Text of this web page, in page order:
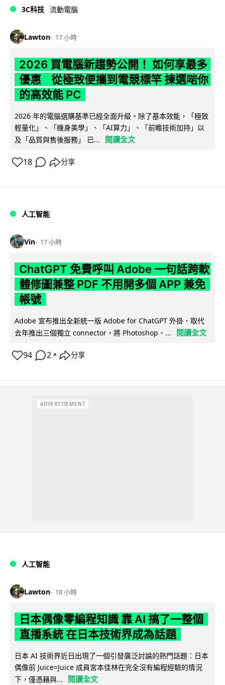
3C科技 流動電腦
Lawton 17 小時
2026 買電腦新趨勢公開！ 如何享最多
優惠 從極致便攜到電競標竿 揀選啱你
的高效能 PC
2026 年的電腦選購基準已經全面升級。除了基本效能，「極致
輕量化」、「機身美學」、「AI算力」、「前瞻技術加持」以
及「品質與售後服務」 已...
閱讀全文
18 分享
人工智能
Vin 17 小時
ChatGPT 免費呼叫 Adobe 一句話跨軟
體修圖兼整 PDF 不用開多個 APP 兼免
帳號
Adobe 宣布推出全新統一版 Adobe for ChatGPT 外掛，取代
去年推出三個獨立 connector，將 Photoshop、...
閱讀全文
94 2 ↗ 分享
ADVERTISEMENT
人工智能
Lawton 18 小時
日本偶像零編程知識 靠 AI 搞了一整個
直播系統 在日本技術界成為話題
日本 AI 技術界近日出現了一個引發廣泛討論的熱門話題：日本
偶像前 Juice=Juice 成員宮本佳林在完全沒有編程經驗的情況
下，僅憑藉與...
閱讀全文